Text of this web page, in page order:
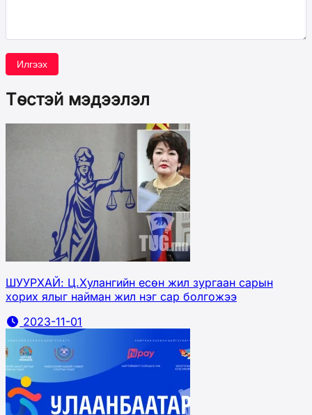
Илгээх
Төстэй мэдээлэл
ШУУРХАЙ: Ц.Хулангийн есөн жил зургаан сарын
хорих ялыг найман жил нэг сар болгожээ
2023-11-01